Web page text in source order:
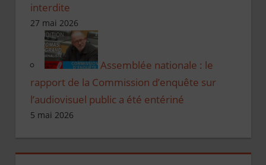
interdite
27 mai 2026
Assemblée nationale : le
rapport de la Commission d’enquête sur
l’audiovisuel public a été entériné
5 mai 2026